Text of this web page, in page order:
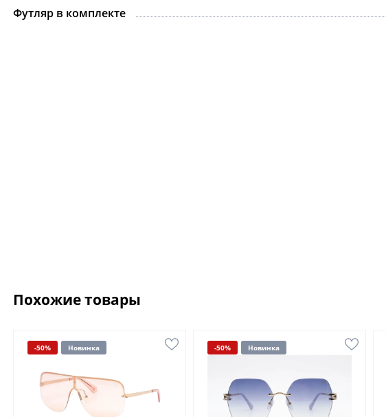
Футляр в комплекте
Похожие товары
-50% Новинка -50% Новинка